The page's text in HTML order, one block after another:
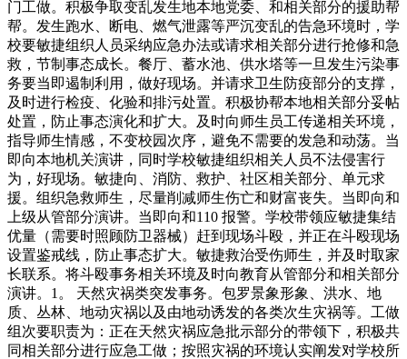
门工做。积极争取变乱发生地本地党委、和相关部分的援助帮
帮。发生跑水、断电、燃气泄露等严沉变乱的告急环境时，学
校要敏捷组织人员采纳应急办法或请求相关部分进行抢修和急
救，节制事态成长。餐厅、蓄水池、供水塔等一旦发生污染事
务要当即遏制利用，做好现场。并请求卫生防疫部分的支撑，
及时进行检疫、化验和排污处置。积极协帮本地相关部分妥帖
处置，防止事态演化和扩大。及时向师生员工传递相关环境，
指导师生情感，不变校园次序，避免不需要的发急和动荡。当
即向本地机关演讲，同时学校敏捷组织相关人员不法侵害行
为，好现场。敏捷向、消防、救护、社区相关部分、单元求
援。组织急救师生，尽量削减师生伤亡和财富丧失。当即向和
上级从管部分演讲。当即向和110 报警。学校带领应敏捷集结
优量（需要时照顾防卫器械）赶到现场斗殴，并正在斗殴现场
设置鉴戒线，防止事态扩大。敏捷救治受伤师生，并及时取家
长联系。将斗殴事务相关环境及时向教育从管部分和相关部分
演讲。1。 天然灾祸类突发事务。包罗景象形象、洪水、地
质、丛林、地动灾祸以及由地动诱发的各类次生灾祸等。工做
组次要职责为：正在天然灾祸应急批示部分的带领下，积极共
同相关部分进行应急工做；按照灾祸的环境认实阐发对学校所